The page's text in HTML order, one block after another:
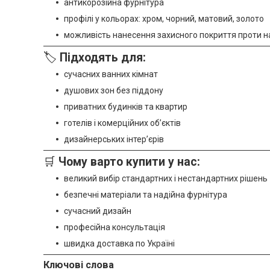
антикорозійна фурнітура
профілі у кольорах: хром, чорний, матовий, золото
можливість нанесення захисного покриття проти
🏷 Підходять для:
сучасних ванних кімнат
душових зон без піддону
приватних будинків та квартир
готелів і комерційних об’єктів
дизайнерських інтер’єрів
🛒 Чому варто купити у нас:
великий вибір стандартних і нестандартних рішень
безпечні матеріали та надійна фурнітура
сучасний дизайн
професійна консультація
швидка доставка по Україні
Ключові слова